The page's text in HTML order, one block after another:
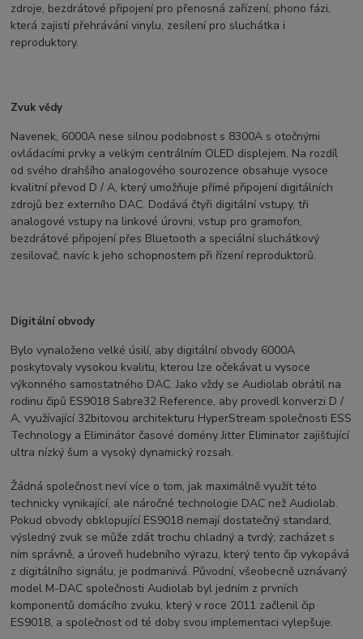
zdroje, bezdrátové připojení pro přenosná zařízení, phono fázi,
která zajistí přehrávání vinylu, zesílení pro sluchátka i
reproduktory.
Zvuk vědy
Navenek, 6000A nese silnou podobnost s 8300A s otočnými
ovládacími prvky a velkým centrálním OLED displejem. Na rozdíl
od svého drahšího analogového sourozence obsahuje vysoce
kvalitní převod D / A, který umožňuje přímé připojení digitálních
zdrojů bez externího DAC. Dodává čtyři digitální vstupy, tři
analogové vstupy na linkové úrovni, vstup pro gramofon,
bezdrátové připojení přes Bluetooth a speciální sluchátkový
zesilovač, navíc k jeho schopnostem při řízení reproduktorů.
Digitální obvody
Bylo vynaloženo velké úsilí, aby digitální obvody 6000A
poskytovaly vysokou kvalitu, kterou lze očekávat u vysoce
výkonného samostatného DAC. Jako vždy se Audiolab obrátil na
rodinu čipů ES9018 Sabre32 Reference, aby provedl konverzi D /
A, využívající 32bitovou architekturu HyperStream společnosti ESS
Technology a Eliminátor časové domény Jitter Eliminator zajišťující
ultra nízký šum a vysoký dynamický rozsah.
Žádná společnost neví více o tom, jak maximálně využít této
technicky vynikající, ale náročné technologie DAC než Audiolab.
Pokud obvody obklopující ES9018 nemají dostatečný standard,
výsledný zvuk se může zdát trochu chladný a tvrdý; zacházet s
ním správně, a úroveň hudebního výrazu, který tento čip vykopává
z digitálního signálu, je podmanivá. Původní, všeobecně uznávaný
model M-DAC společnosti Audiolab byl jedním z prvních
komponentů domácího zvuku, který v roce 2011 začlenil čip
ES9018, a společnost od té doby svou implementaci vylepšuje.